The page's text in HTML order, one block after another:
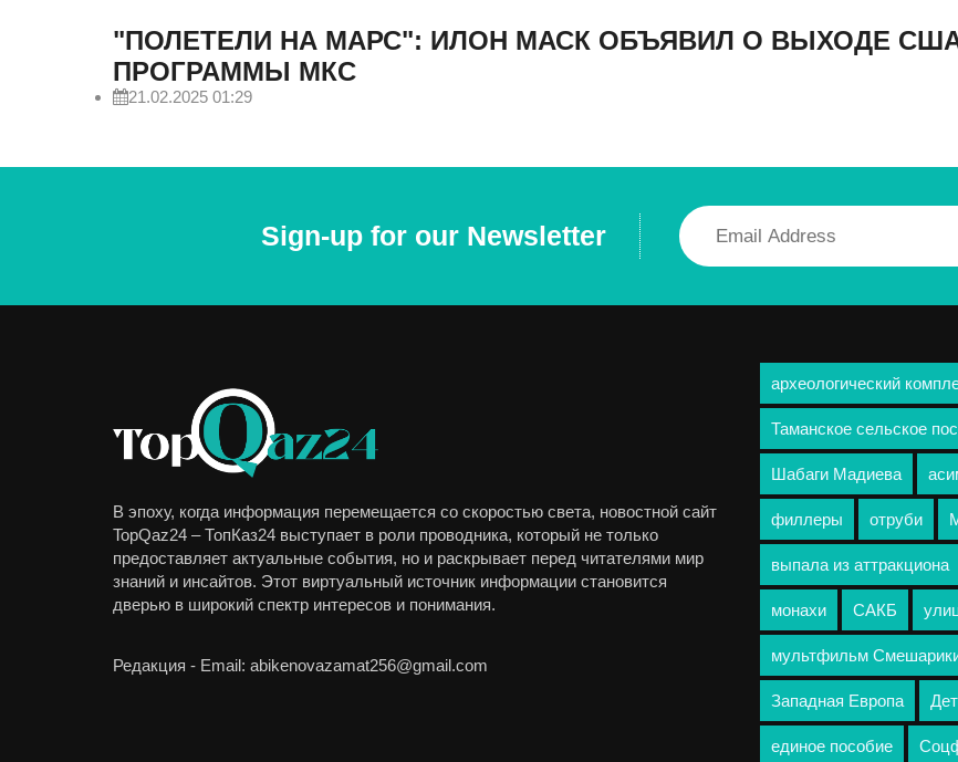
"ПОЛЕТЕЛИ НА МАРС": ИЛОН МАСК ОБЪЯВИЛ О ВЫХОДЕ
ПРОГРАММЫ МКС
21.02.2025 01:29
Sign-up for our Newsletter
В эпоху, когда информация перемещается со скоростью света, новостной сайт
TopQaz24 – ТопКаз24 выступает в роли проводника, который не только
предоставляет актуальные события, но и раскрывает перед читателями мир
знаний и инсайтов. Этот виртуальный источник информации становится
дверью в широкий спектр интересов и понимания.
Редакция - Email: abikenovazamat256@gmail.com
археологический
Таманское сельское
Шабаги Мадиева
филлеры отруби
выпала из аттракциона
монахи САКБ
мультфильм
Западная Европа
единое пособие